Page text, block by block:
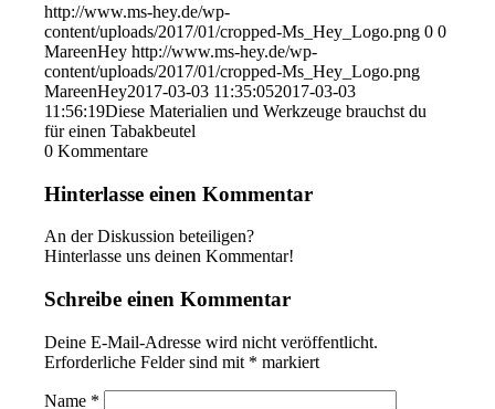
http://www.ms-hey.de/wp-
content/uploads/2017/01/cropped-Ms_Hey_Logo.png 0 0
MareenHey http://www.ms-hey.de/wp-
content/uploads/2017/01/cropped-Ms_Hey_Logo.png
MareenHey2017-03-03 11:35:052017-03-03
11:56:19Diese Materialien und Werkzeuge brauchst du
für einen Tabakbeutel
0 Kommentare
Hinterlasse einen Kommentar
An der Diskussion beteiligen?
Hinterlasse uns deinen Kommentar!
Schreibe einen Kommentar
Deine E-Mail-Adresse wird nicht veröffentlicht.
Erforderliche Felder sind mit * markiert
Name *